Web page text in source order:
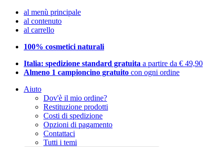
al menù principale
al contenuto
al carrello
100% cosmetici naturali
Italia: spedizione standard gratuita a partire da € 49,90
Almeno 1 campioncino gratuito con ogni ordine
Aiuto
Dov'è il mio ordine?
Restituzione prodotti
Costi di spedizione
Opzioni di pagamento
Contattaci
Tutti i temi